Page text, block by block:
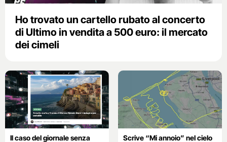
Ho trovato un cartello rubato al concerto
di Ultimo in vendita a 500 euro: il mercato
dei cimeli
Il caso del giornale senza Scrive “Mi annoio” nel cielo